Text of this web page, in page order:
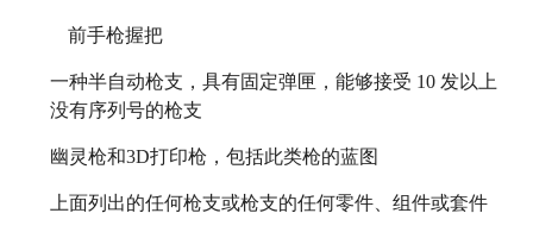
前手枪握把
一种半自动枪支，具有固定弹匣，能够接受 10 发以上
没有序列号的枪支
幽灵枪和3D打印枪，包括此类枪的蓝图
上面列出的任何枪支或枪支的任何零件、组件或套件